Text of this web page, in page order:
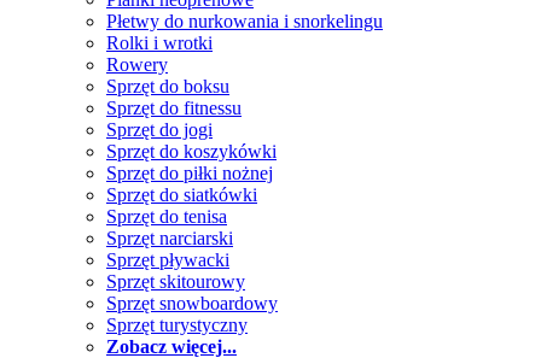
Płetwy do nurkowania i snorkelingu
Rolki i wrotki
Rowery
Sprzęt do boksu
Sprzęt do fitnessu
Sprzęt do jogi
Sprzęt do koszykówki
Sprzęt do piłki nożnej
Sprzęt do siatkówki
Sprzęt do tenisa
Sprzęt narciarski
Sprzęt pływacki
Sprzęt skitourowy
Sprzęt snowboardowy
Sprzęt turystyczny
Zobacz więcej...